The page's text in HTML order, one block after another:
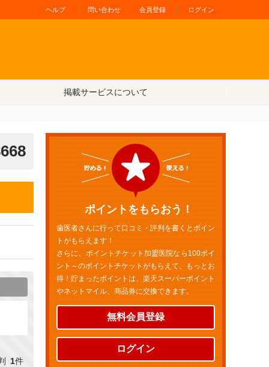
ヘルプ 問い合わせ 会員登録 ログイン
掲載サービスについて
1件
ポイントをもらおう！
歯医者さんに行って口コミ・評判を書くとポイン
トがもらえます！
さらに、ポイントチケット加盟医院なら100ポイ
ント～のポイントチケットがもらえて、もっとお
得！貯まったポイントは、楽天スーパーポイント
やネットマイル、商品券に交換できます。
無料会員登録
ログイン